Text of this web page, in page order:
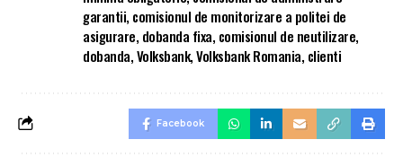
garantii, comisionul de monitorizare a politei de
asigurare, dobanda fixa, comisionul de neutilizare,
dobanda,Volksbank,Volksbank Romania, clienti
Facebook